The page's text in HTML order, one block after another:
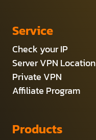
Service
Check your IP
Server VPN Location
Private VPN
Affiliate Program
Products